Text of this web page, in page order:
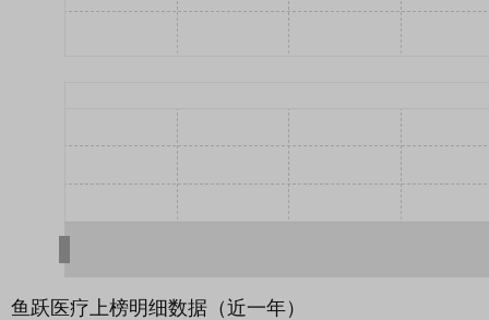
鱼跃医疗上榜明细数据（近一年）